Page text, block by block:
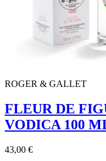
ROGER & GALLET
FLEUR DE
VODICA 100
43,00 €